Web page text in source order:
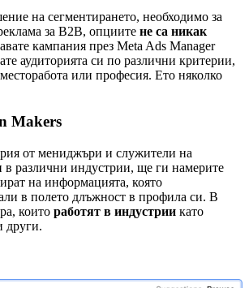
на сегментирането, необходимо за
за B2B, опциите не са никак
кампания през Meta Ads Manager
аудиторията си по различни критерии,
или професия. Ето няколко
Makers
от мениджъри и служители на
в различни индустрии, ще ги намерите
на информацията, която
в полето длъжност в профила си. В
които работят в индустрии като
други.